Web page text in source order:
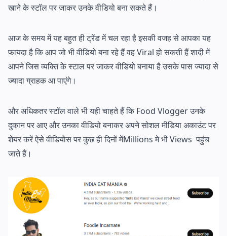
खाने के स्टॉल पर जाकर उनके वीडियो बना सकते हैं।
आज के समय में यह बहुत ही ट्रेंड में चल रहा है इसकी वजह से आपका यह
फायदा है कि आप जो भी वीडियो बना रहे हैं वह Viral हो सकती हैं शादी में
आपने जिस व्यक्ति के स्टाल पर जाकर वीडियो बनाया है उसके पास ज्यादा से
ज्यादा ग्राहक आ पाएंगे।
और अधिकतर स्टॉल वाले भी यही चाहते हैं कि Food Vlogger उनके
दुकान पर आए और उनका वीडियो बनाकर अपने सोशल मीडिया अकाउंट पर
शेयर करें ऐसे वीडियोस पर कुछ ही दिनों मेंMillions मे भी Views पहुंच
जाते हैं।